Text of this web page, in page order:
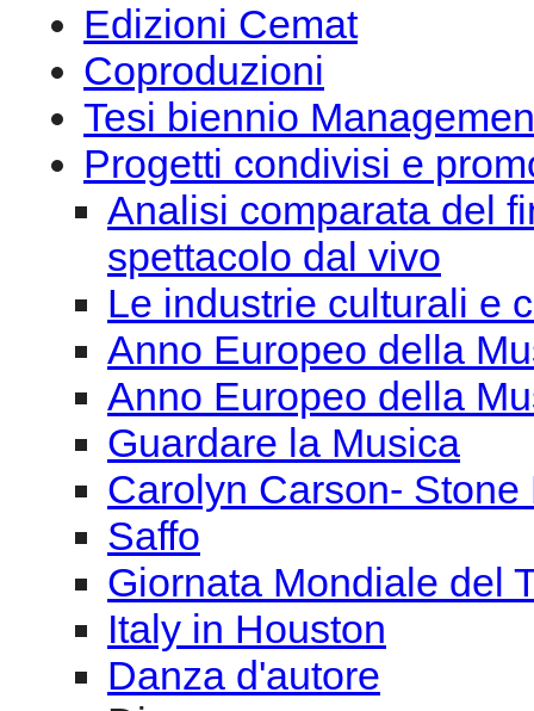
Edizioni Cemat
Coproduzioni
Tesi biennio
Progetti condivisi e
Analisi comparata del
spettacolo dal vivo
Le industrie culturali e
Anno Europeo della
Anno Europeo della
Guardare la Musica
Carolyn Carson- Stone
Saffo
Giornata Mondiale del
Italy in Houston
Danza d'autore